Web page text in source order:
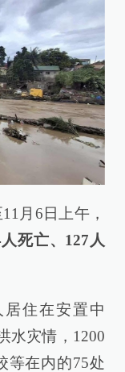
月6日上午，
死亡、127人
住在安置中
水灾情，1200
等在内的75处